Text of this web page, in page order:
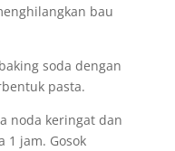
bau
soda dengan
pasta.
noda keringat dan
1 jam. Gosok